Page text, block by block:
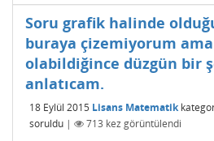
Soru grafik halinde
buraya çizemiyorum ama
olabildiğince düzgün bir
anlatıcam.
18 Eylül 2015 Lisans Matematik
soruldu | 713 kez görüntülendi